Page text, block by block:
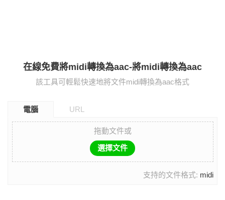
在線免費將midi轉換為aac-將midi轉換為aac
該工具可輕鬆快速地將文件midi轉換為aac格式
電腦 URL
拖動文件或
選擇文件
支持的文件格式: midi